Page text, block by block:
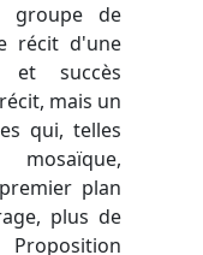
de
récit d'une
et succès
mais un
qui, telles
plan
plus de